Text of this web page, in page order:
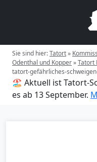
Sie sind hier:Tatort»
Odenthal und Kopper»Tatort
tatort-gefährliches-
🏖️ Aktuell ist Tatort-
es ab 13 September.